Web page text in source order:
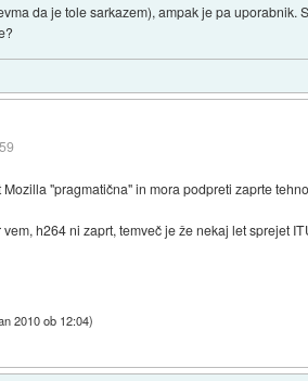
da je tole sarkazem), ampak je pa
"pragmatična" in mora podpreti zaprte
h264 ni zaprt, temveč je že nekaj let sprejet
2010 ob 12:04)